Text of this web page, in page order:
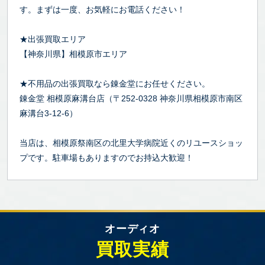
す。まずは一度、お気軽にお電話ください！
★出張買取エリア
【神奈川県】相模原市エリア
★不用品の出張買取なら錬金堂にお任せください。
錬金堂 相模原麻溝台店（〒252-0328 神奈川県相模原市南区
麻溝台3-12-6）
当店は、相模原祭南区の北里大学病院近くのリユースショッ
プです。駐車場もありますのでお持込大歓迎！
オーディオ
買取実績